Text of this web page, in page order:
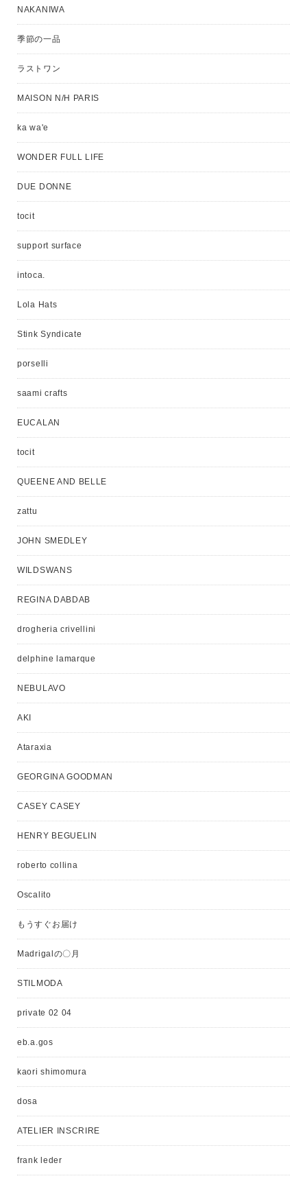
NAKANIWA
季節の一品
ラストワン
MAISON N/H PARIS
ka wa'e
WONDER FULL LIFE
DUE DONNE
tocit
support surface
intoca.
Lola Hats
Stink Syndicate
porselli
saami crafts
EUCALAN
tocit
QUEENE AND BELLE
zattu
JOHN SMEDLEY
WILDSWANS
REGINA DABDAB
drogheria crivellini
delphine lamarque
NEBULAVO
AKI
Ataraxia
GEORGINA GOODMAN
CASEY CASEY
HENRY BEGUELIN
roberto collina
Oscalito
もうすぐお届け
Madrigalの〇月
STILMODA
private 02 04
eb.a.gos
kaori shimomura
dosa
ATELIER INSCRIRE
frank leder